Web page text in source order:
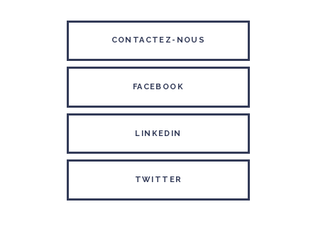
CONTACTEZ-NOUS
FACEBOOK
LINKEDIN
TWITTER